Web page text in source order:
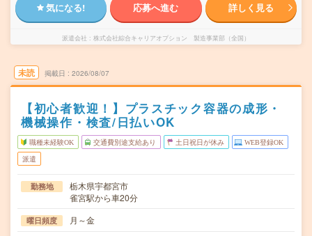
気になる! 応募へ進む 詳しく見る
派遣会社 株式会社綜合キャリアオプション 製造事業部（全国）
未読 掲載日 2026/08/07
【初心者歓迎！】プラスチック容器の成形・
機械操作・検査/日払いOK
職種未経験OK 交通費別途支給あり 土日祝日が休み WEB登録OK
派遣
勤務地
栃木県宇都宮市
雀宮駅から車20分
曜日頻度 月～金